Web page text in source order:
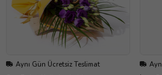
Aynı Gün Ücretsiz Teslimat